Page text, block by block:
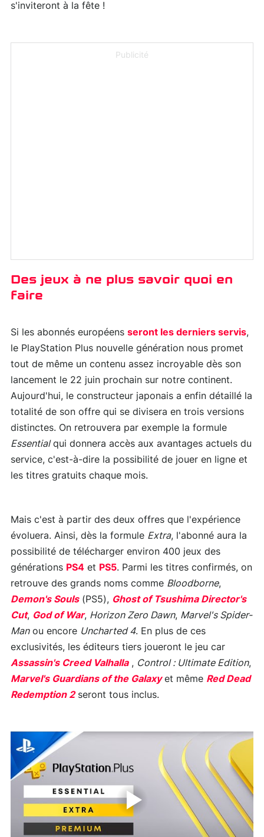
s'inviteront à la fête !
Publicité
Des jeux à ne plus savoir quoi en
faire
Si les abonnés européens seront les derniers servis,
le PlayStation Plus nouvelle génération nous promet
tout de même un contenu assez incroyable dès son
lancement le 22 juin prochain sur notre continent.
Aujourd'hui, le constructeur japonais a enfin détaillé la
totalité de son offre qui se divisera en trois versions
distinctes. On retrouvera par exemple la formule
Essentialqui donnera accès aux avantages actuels du
service, c'est-à-dire la possibilité de jouer en ligne et
les titres gratuits chaque mois.
Mais c'est à partir des deux offres que l'expérience
évoluera. Ainsi, dès la formule Extra, l'abonné aura la
possibilité de télécharger environ 400 jeux des
générations PS4 et PS5. Parmi les titres confirmés, on
retrouve des grands noms comme Bloodborne,
Demon's Souls(PS5), Ghost of Tsushima Director's
Cut, God of War, Horizon Zero Dawn, Marvel's Spider-
Manou encore Uncharted 4. En plus de ces
exclusivités, les éditeurs tiers joueront le jeu car
Assassin's Creed Valhalla, Control : Ultimate Edition,
Marvel's Guardians of the Galaxyet même Red Dead
Redemption 2seront tous inclus.